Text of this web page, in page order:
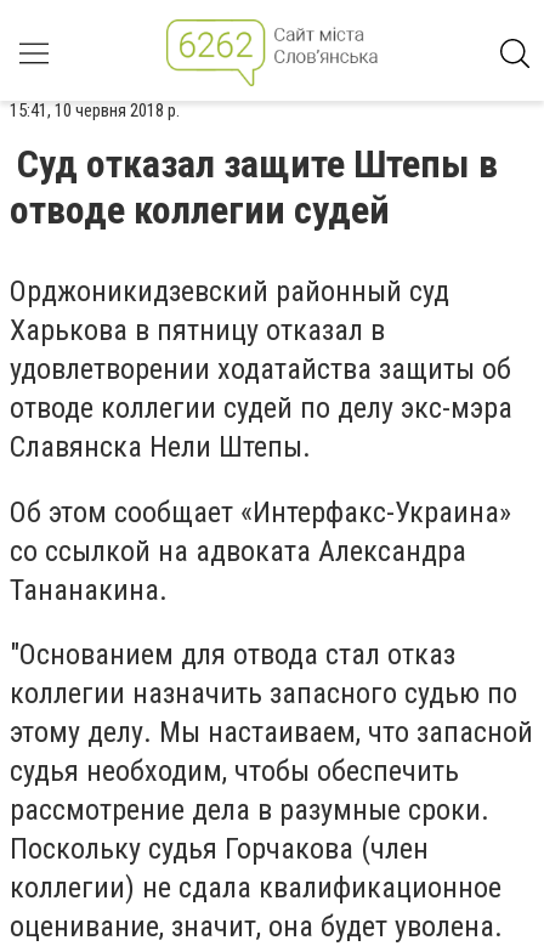
15:41, 10 червня 2018 р.
Cуд отказал защите Штепы в
отводе коллегии судей
Орджоникидзевский районный суд
Харькова в пятницу отказал в
удовлетворении ходатайства защиты об
отводе коллегии судей по делу экс-мэра
Славянска Нели Штепы.
Об этом сообщает «Интерфакс-Украина»
со ссылкой на адвоката Александра
Тананакина.
"Основанием для отвода стал отказ
коллегии назначить запасного судью по
этому делу. Мы настаиваем, что запасной
судья необходим, чтобы обеспечить
рассмотрение дела в разумные сроки.
Поскольку судья Горчакова (член
коллегии) не сдала квалификационное
оценивание, значит, она будет уволена.